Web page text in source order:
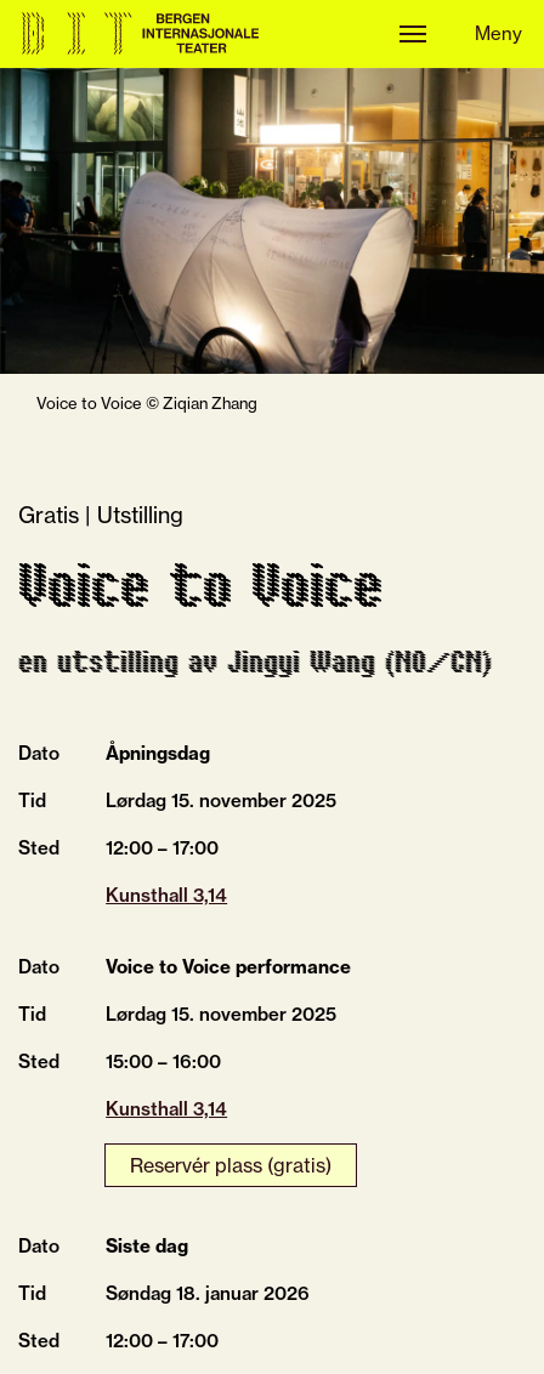
MenyMeny
Voice to Voice © Ziqian Zhang
Gratis | Utstilling
Voice to Voice
en utstilling av Jingyi Wang (NO/CN)
Dato
Tid
Sted
Åpningsdag
Lørdag 15. november 2025
12:00 – 17:00
Kunsthall 3,14
Dato
Tid
Sted
Voice to Voice performance
Lørdag 15. november 2025
15:00 – 16:00
Kunsthall 3,14
Reservér plass (gratis)
Dato
Tid
Sted
Siste dag
Søndag 18. januar 2026
12:00 – 17:00